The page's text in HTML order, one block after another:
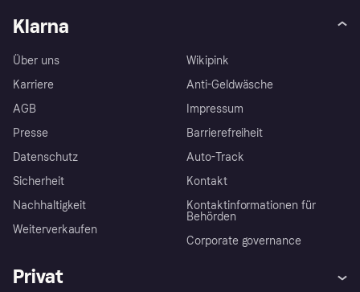
Klarna
Über uns
Karriere
AGB
Presse
Datenschutz
Sicherheit
Nachhaltigkeit
Weiterverkaufen
Wikipink
Anti-Geldwäsche
Impressum
Barrierefreiheit
Auto-Track
Kontakt
Kontaktinformationen für
Behörden
Corporate governance
Privat